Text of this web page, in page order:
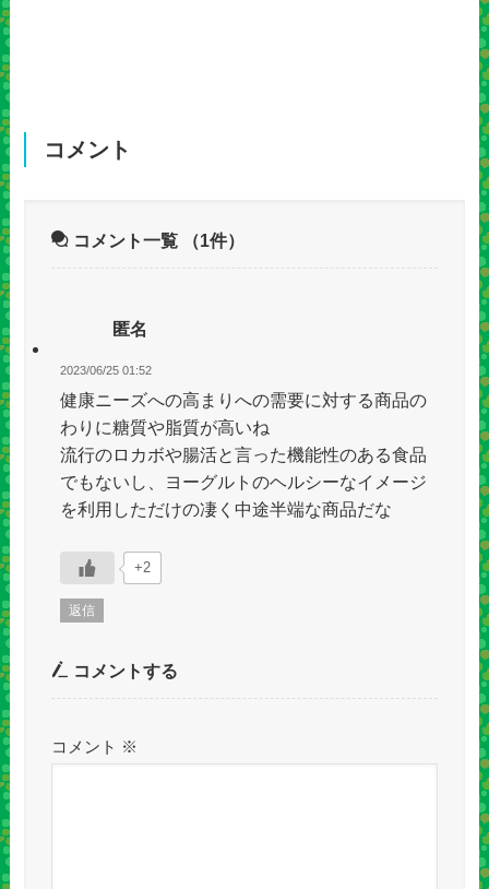
コメント
コメント一覧 （1件）
匿名
2023/06/25 01:52
健康ニーズへの高まりへの需要に対する商品の
わりに糖質や脂質が高いね
流行のロカボや腸活と言った機能性のある食品
でもないし、ヨーグルトのヘルシーなイメージ
を利用しただけの凄く中途半端な商品だな
+2
返信
コメントする
コメント ※